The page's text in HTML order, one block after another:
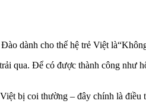
dành cho thế hệ trẻ Việt
qua. Để có được thành công như
bị coi thường – đây chính là